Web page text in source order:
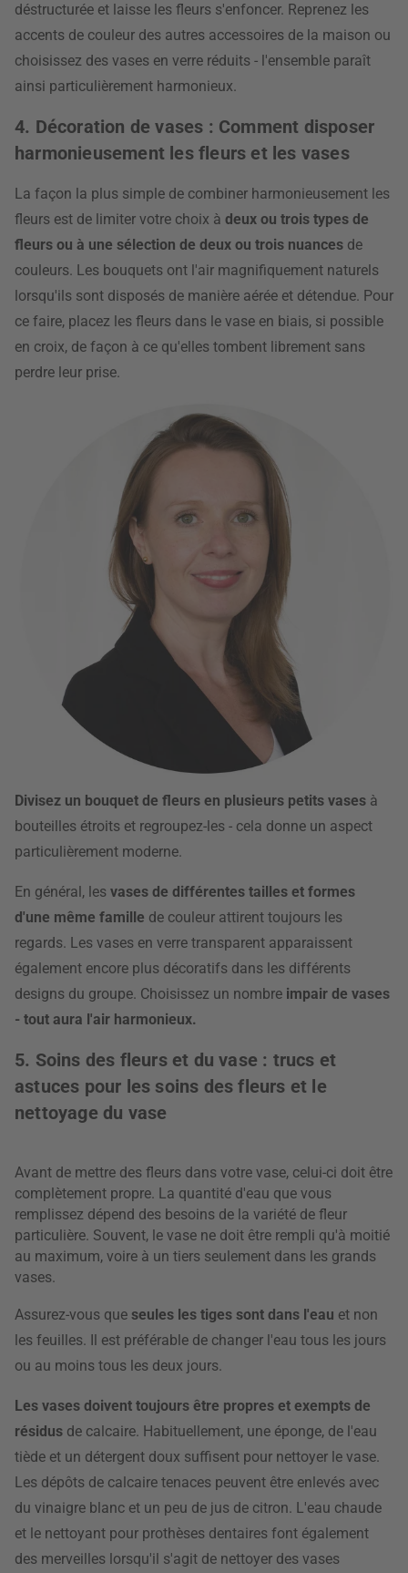
déstructurée et laisse les fleurs s'enfoncer. Reprenez les
accents de couleur des autres accessoires de la maison ou
choisissez des vases en verre réduits - l'ensemble paraît
ainsi particulièrement harmonieux.
4. Décoration de vases : Comment disposer
harmonieusement les fleurs et les vases
La façon la plus simple de combiner harmonieusement les
fleurs est de limiter votre choix à deux ou trois types de
fleurs ou à une sélection de deux ou trois nuances de
couleurs. Les bouquets ont l'air magnifiquement naturels
lorsqu'ils sont disposés de manière aérée et détendue. Pour
ce faire, placez les fleurs dans le vase en biais, si possible
en croix, de façon à ce qu'elles tombent librement sans
perdre leur prise.
Divisez un bouquet de fleurs en plusieurs petits vases à
bouteilles étroits et regroupez-les - cela donne un aspect
particulièrement moderne.
En général, les vases de différentes tailles et formes
d'une même famille de couleur attirent toujours les
regards. Les vases en verre transparent apparaissent
également encore plus décoratifs dans les différents
designs du groupe. Choisissez un nombre impair de vases
- tout aura l'air harmonieux.
5. Soins des fleurs et du vase : trucs et
astuces pour les soins des fleurs et le
nettoyage du vase
Avant de mettre des fleurs dans votre vase, celui-ci doit être
complètement propre. La quantité d'eau que vous
remplissez dépend des besoins de la variété de fleur
particulière. Souvent, le vase ne doit être rempli qu'à moitié
au maximum, voire à un tiers seulement dans les grands
vases.
Assurez-vous que seules les tiges sont dans l'eau et non
les feuilles. Il est préférable de changer l'eau tous les jours
ou au moins tous les deux jours.
Les vases doivent toujours être propres et exempts de
résidus de calcaire. Habituellement, une éponge, de l'eau
tiède et un détergent doux suffisent pour nettoyer le vase.
Les dépôts de calcaire tenaces peuvent être enlevés avec
du vinaigre blanc et un peu de jus de citron. L'eau chaude
et le nettoyant pour prothèses dentaires font également
des merveilles lorsqu'il s'agit de nettoyer des vases